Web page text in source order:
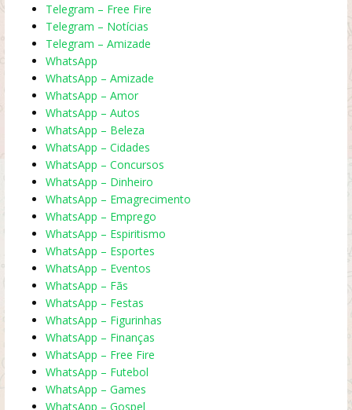
Telegram – Free Fire
Telegram – Notícias
Telegram – Amizade
WhatsApp
WhatsApp – Amizade
WhatsApp – Amor
WhatsApp – Autos
WhatsApp – Beleza
WhatsApp – Cidades
WhatsApp – Concursos
WhatsApp – Dinheiro
WhatsApp – Emagrecimento
WhatsApp – Emprego
WhatsApp – Espiritismo
WhatsApp – Esportes
WhatsApp – Eventos
WhatsApp – Fãs
WhatsApp – Festas
WhatsApp – Figurinhas
WhatsApp – Finanças
WhatsApp – Free Fire
WhatsApp – Futebol
WhatsApp – Games
WhatsApp – Gospel